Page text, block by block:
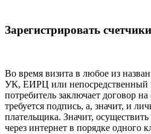
Зарегистрировать
Во время визита в любое из
УК, ЕИРЦ или непосредственный
потребитель заключает договор
требуется подпись, а, значит, и
плательщика. Значит,
через интернет в порядке одного